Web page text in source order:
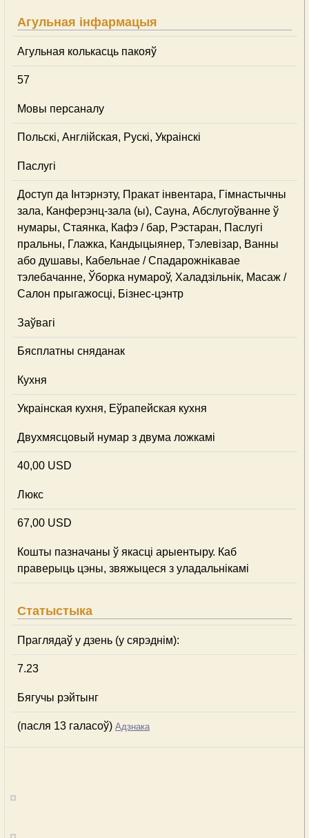
Агульная інфармацыя
Агульная колькасць пакояў
57
Мовы персаналу
Польскі, Англійская, Рускі, Украінскі
Паслугі
Доступ да Інтэрнэту, Пракат інвентара, Гімнастычны
зала, Канферэнц-зала (ы), Сауна, Абслугоўванне ў
нумары, Стаянка, Кафэ / бар, Рэстаран, Паслугі
пральны, Глажка, Кандыцыянер, Тэлевізар, Ванны
або душавы, Кабельнае / Спадарожнiкавае
тэлебачанне, Ўборка нумароў, Халадзільнік, Масаж /
Салон прыгажосці, Бізнес-цэнтр
Заўвагі
Бясплатны сняданак
Кухня
Украінская кухня, Еўрапейская кухня
Двухмясцовый нумар з двума ложкамі
40,00 USD
Люкс
67,00 USD
Кошты пазначаны ў якасці арыентыру. Каб
праверыць цэны, звяжыцеся з уладальнікамі
Статыстыка
Праглядаў у дзень (у сярэднім):
7.23
Бягучы рэйтынг
(пасля 13 галасоў) Адзнака